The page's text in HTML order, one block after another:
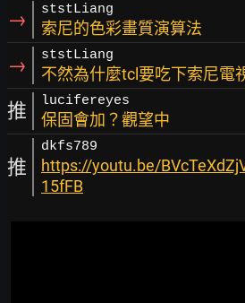
→ ststLiang
索尼的色彩畫質演算法
→ ststLiang
不然為什麼tcl要吃下索尼電
推 lucifereyes
保固會加？觀望中
推
dkfs789
https://youtu.be/
15fFB